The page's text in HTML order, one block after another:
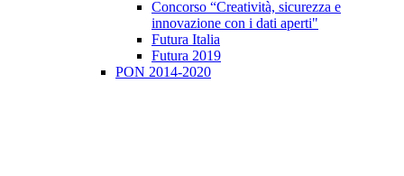
Concorso “Creatività, sicurezza e
innovazione con i dati aperti"
Futura Italia
Futura 2019
PON 2014-2020